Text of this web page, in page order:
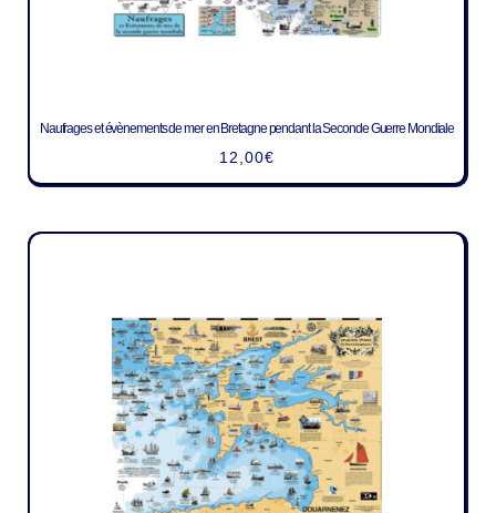
Naufrages et évènements de mer en Bretagne pendant la Seconde Guerre Mondiale
12,00€